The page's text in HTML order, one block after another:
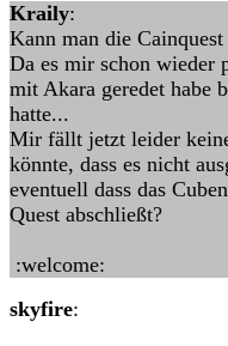
Kraily:
Kann man die
Da es mir schon wieder
mit Akara geredet habe
hatte...
Mir fällt jetzt leider
könnte, dass es nicht
eventuell dass das
Quest abschließt?
:welcome:
skyfire: